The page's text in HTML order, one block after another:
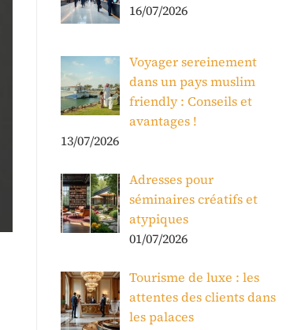
16/07/2026
Voyager sereinement
dans un pays muslim
friendly : Conseils et
avantages !
13/07/2026
Adresses pour
séminaires créatifs et
atypiques
01/07/2026
Tourisme de luxe : les
attentes des clients dans
les palaces